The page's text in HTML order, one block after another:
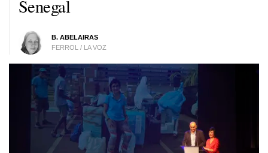
Senegal
B. ABELAIRAS
FERROL / LA VOZ